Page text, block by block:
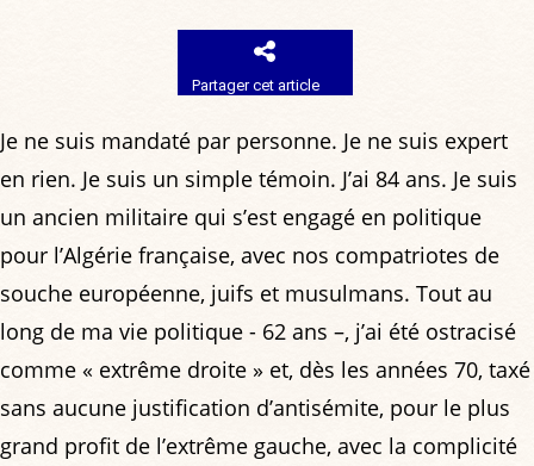
Partager cet article
Je ne suis mandaté par personne. Je ne suis expert
en rien. Je suis un simple témoin. J’ai 84 ans. Je suis
un ancien militaire qui s’est engagé en politique
pour l’Algérie française, avec nos compatriotes de
souche européenne, juifs et musulmans. Tout au
long de ma vie politique - 62 ans –, j’ai été ostracisé
comme « extrême droite » et, dès les années 70, taxé
sans aucune justification d’antisémite, pour le plus
grand profit de l’extrême gauche, avec la complicité